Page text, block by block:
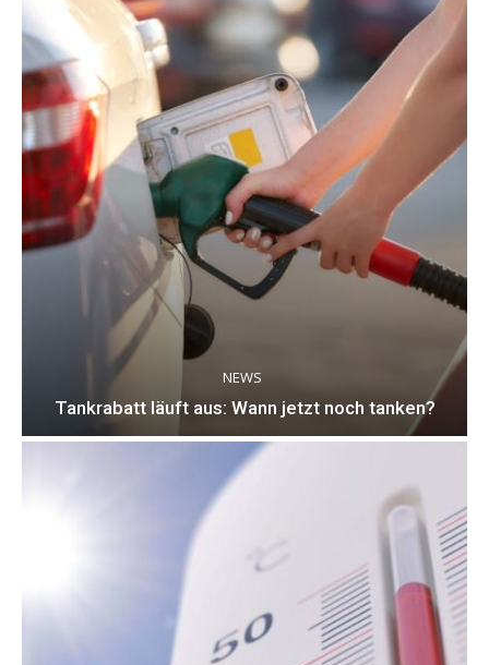
NEWS
Tankrabatt läuft aus: Wann jetzt noch tanken?